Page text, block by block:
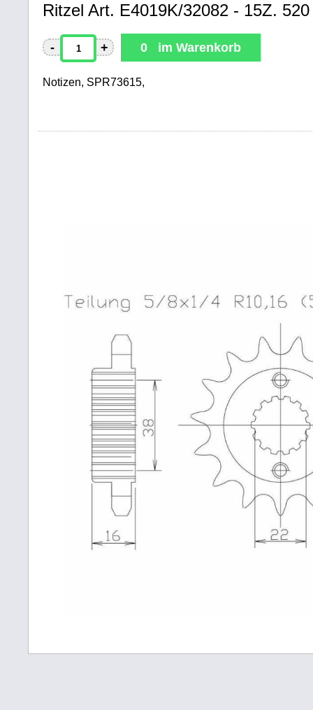
Ritzel Art. E4019K/32082 - 15Z. 520
- + 0 im Warenkorb
Notizen, SPR73615,